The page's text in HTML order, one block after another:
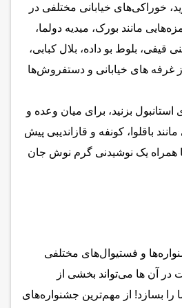
خوراکی‌های خیابانی مختلفی در
مانند بورک، میدیه دولما،
بلوط بو داده، بلال کبابی،
غرفه های خیابانی و دستفروش‌ها
بزنید، برای میان وعده و
باقلوا، کونفه و قازاندیبی پیش
همراه یک نوشیدنی گرم نوش جان
و فستیوال‌های مختلفی
آن ها می‌تواند بخشی از
بسازد! از مهم‌ترین جشنواره‌های